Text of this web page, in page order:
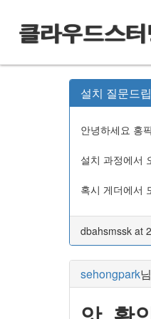
클라우드스
설치 질문드
안녕하세요 홍
설치 과정에서
혹시 게더에서
dbahsmssk at
sehongpark